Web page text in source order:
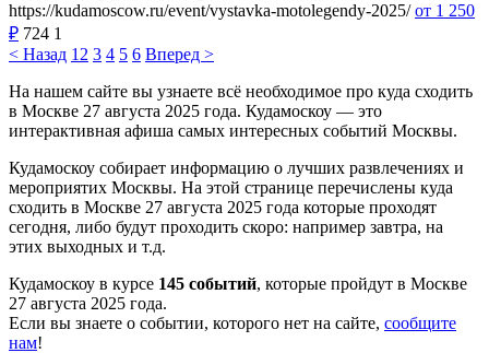
https://kudamoscow.ru/event/vystavka-motolegendy-2025/ от 1 250
₽ 724 1
< Назад 1 2 3 4 5 6 Вперед >
На нашем сайте вы узнаете всё необходимое про куда сходить
в Москве 27 августа 2025 года. Кудамоскоу — это
интерактивная афиша самых интересных событий Москвы.
Кудамоскоу собирает информацию о лучших развлечениях и
мероприятих Москвы. На этой странице перечислены куда
сходить в Москве 27 августа 2025 года которые проходят
сегодня, либо будут проходить скоро: например завтра, на
этих выходных и т.д.
Кудамоскоу в курсе 145 событий, которые пройдут в Москве
27 августа 2025 года.
Если вы знаете о событии, которого нет на сайте, сообщите
нам!